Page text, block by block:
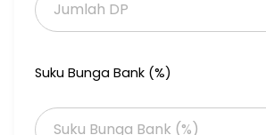
Suku Bunga Bank (%)